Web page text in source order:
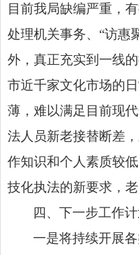
目前我局缺编严重，
处理机关事务、“访惠
外，真正充实到一线
市近千家文化市场的
薄，难以满足目前现
法人员新老接替断差
作知识和个人素质较
技化执法的新要求，
四、下一步工作计
一是将持续开展